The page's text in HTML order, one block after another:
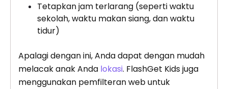
Tetapkan jam terlarang (seperti waktu
sekolah, waktu makan siang, dan waktu
tidur)
Apalagi dengan ini, Anda dapat dengan mudah
melacak anak Anda lokasi. FlashGet Kids juga
menggunakan pemfilteran web untuk